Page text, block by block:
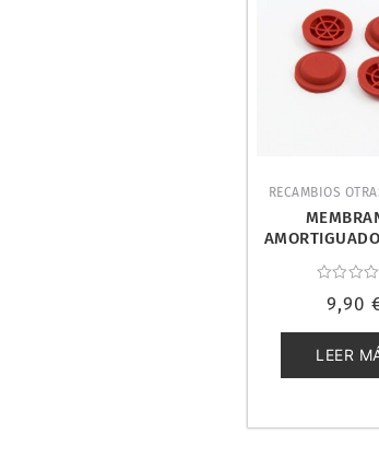
RECAMBIOS
con
de
5
9,90
LEER